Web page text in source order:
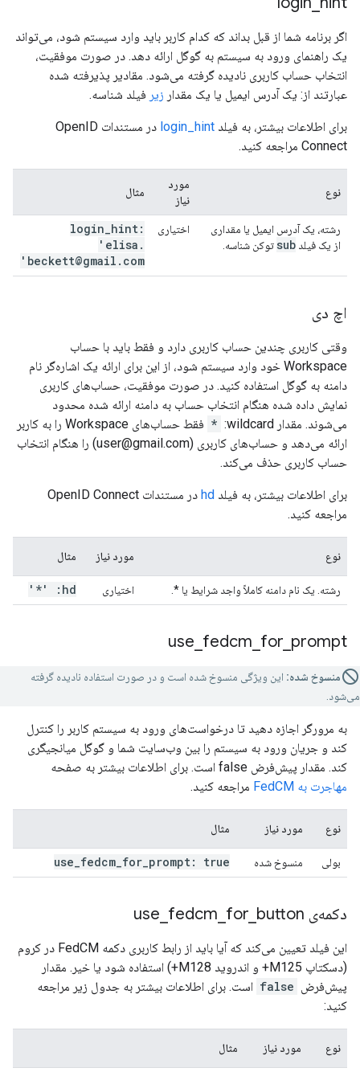
اگر برنامه شما از قبل بداند که کدام کاربر باید وارد سیستم شود، می‌تواند
یک راهنمای ورود به سیستم به گوگل ارائه دهد. در صورت موفقیت،
انتخاب حساب کاربری نادیده گرفته می‌شود. مقادیر پذیرفته شده
عبارتند از: یک آدرس ایمیل یا یک مقدار زیر فیلد شناسه.
برای اطلاعات بیشتر، به فیلد login_hint
در مستندات OpenID
Connect مراجعه کنید.
نوع
مورد
نیاز
مثال
رشته، یک آدرس ایمیل یا مقداری
از یک فیلد sub توکن شناسه.
اختیاری login hint:
'elisa .
beckett@gmail . com'
اچ دی
وقتی کاربری چندین حساب کاربری دارد و فقط باید با حساب
Workspace خود وارد سیستم شود، از این برای ارائه یک اشاره‌گر نام
دامنه به گوگل استفاده کنید. در صورت موفقیت، حساب‌های کاربری
نمایش داده شده هنگام انتخاب حساب به دامنه ارائه شده محدود
می‌شوند. مقدار wildcard:
*
فقط حساب‌های Workspace را به کاربر
ارائه می‌دهد و حساب‌های کاربری (user@gmail.com) را هنگام انتخاب
حساب کاربری حذف می‌کند.
برای اطلاعات بیشتر، به فیلد hd
در مستندات OpenID Connect
مراجعه کنید.
نوع مورد نیاز مثال
رشته. یک نام دامنه کاملاً واجد شرایط یا *. اختیاری hd: '*'
use fedcm for prompt
منسوخ شده: این ویژگی منسوخ شده است و در صورت استفاده نادیده گرفته
می‌شود.
به مرورگر اجازه دهید تا درخواست‌های ورود به سیستم کاربر را کنترل
کند و جریان ورود به سیستم را بین وب‌سایت شما و گوگل میانجیگری
کند. مقدار پیش‌فرض false است. برای اطلاعات بیشتر به صفحه
مهاجرت به FedCM
مراجعه کنید.
نوع مورد نیاز مثال
بولی منسوخ شده use fedcm for prompt: true
دکمه‌ی use fedcm for button
این فیلد تعیین می‌کند که آیا باید از رابط کاربری دکمه FedCM در کروم
(دسکتاپ M125+ و اندروید M128+) استفاده شود یا خیر. مقدار
پیش‌فرض false است. برای اطلاعات بیشتر به جدول زیر مراجعه
کنید:
نوع مورد نیاز مثال